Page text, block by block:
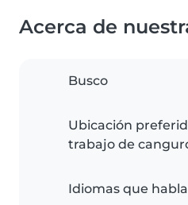
Acerca de
Busco
Ubicación
trabajo de
Idiomas que